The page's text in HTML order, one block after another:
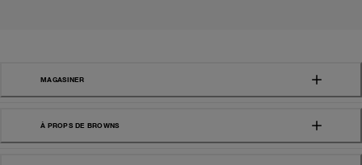
MAGASINER
À PROPS DE BROWNS